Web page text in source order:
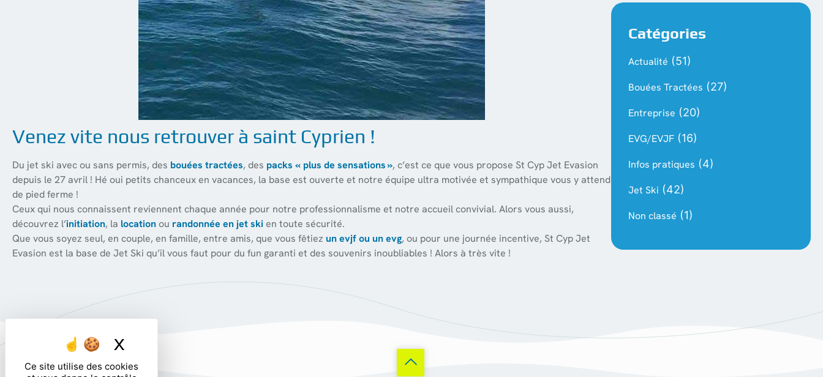
Ce site utilise des cookies
XMasquer le bandeau des cookies
Venez vite nous retrouver à saint Cyprien !
Du jet ski avec ou sans permis, des bouées tractées, des packs « plus de sensations », c’est ce que vous propose St Cyp Jet Evasion
depuis le 27 avril ! Hé oui petits chanceux en vacances, la base est ouverte et notre équipe ultra motivée et sympathique vous y attend
de pied ferme !
Ceux qui nous connaissent reviennent chaque année pour notre professionnalisme et notre accueil convivial. Alors vous aussi,
découvrez l’initiation, la location ou randonnée en jet ski en toute sécurité.
Que vous soyez seul, en couple, en famille, entre amis, que vous fêtiez un evjf ou un evg, ou pour une journée incentive, St Cyp Jet
Evasion est la base de Jet Ski qu’il vous faut pour du fun garanti et des souvenirs inoubliables ! Alors à très vite !
Catégories
Actualité (51)
Bouées Tractées (27)
Entreprise (20)
EVG/EVJF (16)
Infos pratiques (4)
Jet Ski (42)
Non classé (1)